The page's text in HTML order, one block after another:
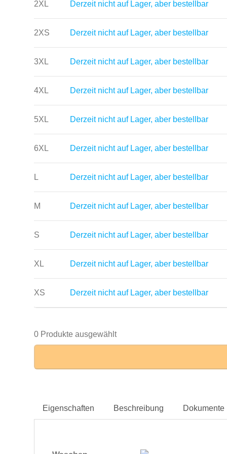
2XL Derzeit nicht auf Lager, aber bestellbar
2XS Derzeit nicht auf Lager, aber bestellbar
3XL Derzeit nicht auf Lager, aber bestellbar
4XL Derzeit nicht auf Lager, aber bestellbar
5XL Derzeit nicht auf Lager, aber bestellbar
6XL Derzeit nicht auf Lager, aber bestellbar
L Derzeit nicht auf Lager, aber bestellbar
M Derzeit nicht auf Lager, aber bestellbar
S Derzeit nicht auf Lager, aber bestellbar
XL Derzeit nicht auf Lager, aber bestellbar
XS Derzeit nicht auf Lager, aber bestellbar
0 Produkte ausgewählt
Eigenschaften Beschreibung Dokumente